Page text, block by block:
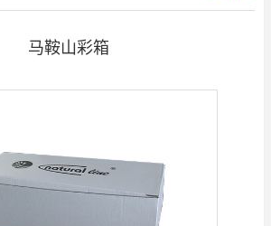
马鞍山彩箱